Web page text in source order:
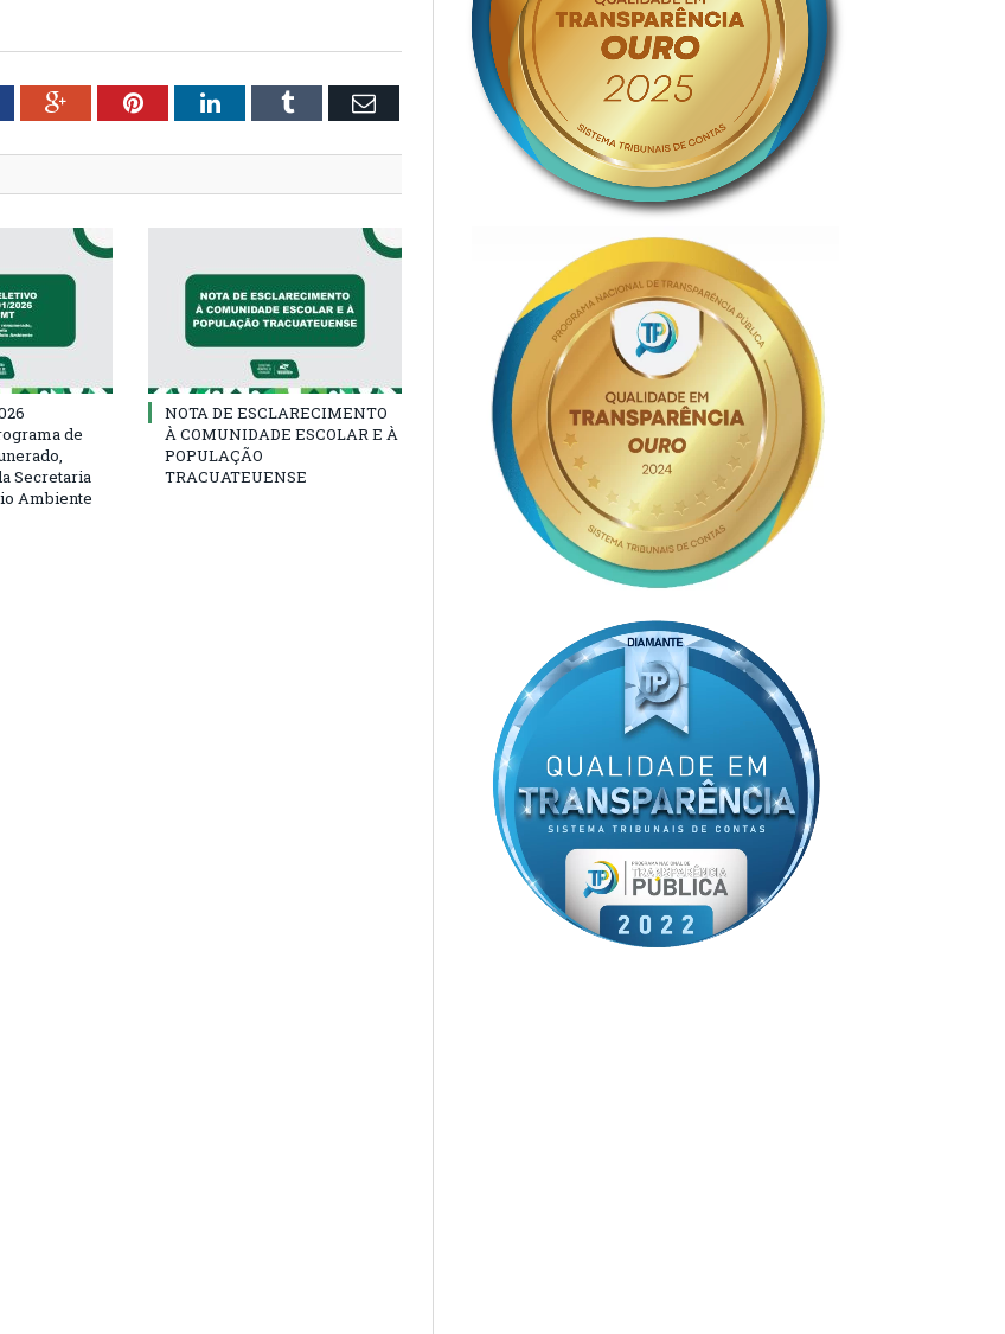
Google+PinterestLinkedInTumblr Email
de
Secretaria
Ambiente
NOTA DE ESCLARECIMENTO
À COMUNIDADE ESCOLAR E À
POPULAÇÃO
TRACUATEUENSE